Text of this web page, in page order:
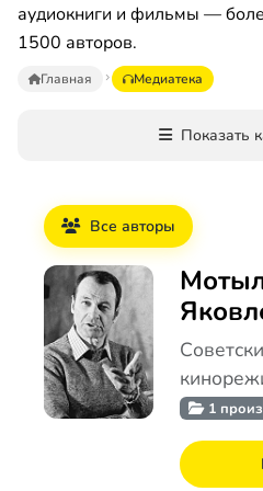
аудиокниги и фильмы —
1500 авторов.
Главная Медиатека
Показать
Все авторы
1